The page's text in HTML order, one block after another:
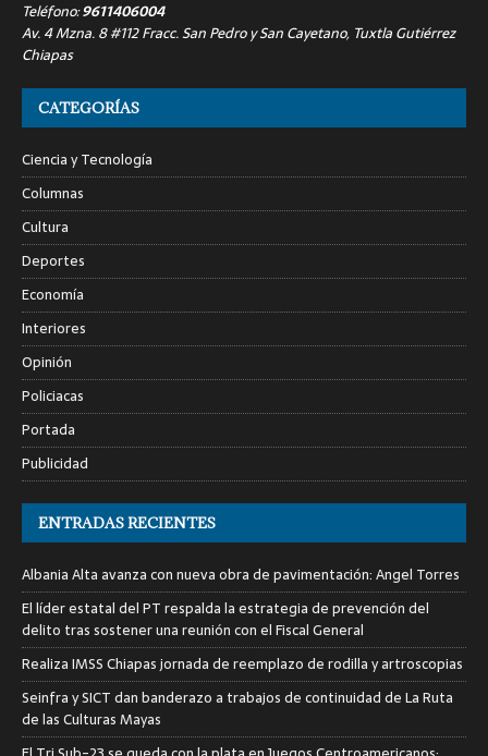
Teléfono:9611406004
Av. 4 Mzna. 8 #112 Fracc. San Pedro y San Cayetano, Tuxtla Gutiérrez
Chiapas
CATEGORÍAS
Ciencia y Tecnología
Columnas
Cultura
Deportes
Economía
Interiores
Opinión
Policiacas
Portada
Publicidad
ENTRADAS RECIENTES
Albania Alta avanza con nueva obra de pavimentación: Angel Torres
El líder estatal del PT respalda la estrategia de prevención del
delito tras sostener una reunión con el Fiscal General
Realiza IMSS Chiapas jornada de reemplazo de rodilla y artroscopias
Seinfra y SICT dan banderazo a trabajos de continuidad de La Ruta
de las Culturas Mayas